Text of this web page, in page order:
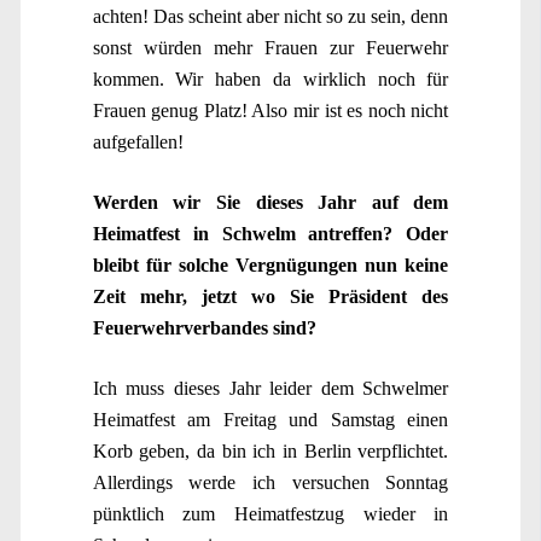
achten! Das scheint aber nicht so zu sein, denn
sonst würden mehr Frauen zur Feuerwehr
kommen. Wir haben da wirklich noch für
Frauen genug Platz! Also mir ist es noch nicht
aufgefallen!
Werden wir Sie dieses Jahr auf dem
Heimatfest in Schwelm antreffen? Oder
bleibt für solche Vergnügungen nun keine
Zeit mehr, jetzt wo Sie Präsident des
Feuerwehrverbandes sind?
Ich muss dieses Jahr leider dem Schwelmer
Heimatfest am Freitag und Samstag einen
Korb geben, da bin ich in Berlin verpflichtet.
Allerdings werde ich versuchen Sonntag
pünktlich zum Heimatfestzug wieder in